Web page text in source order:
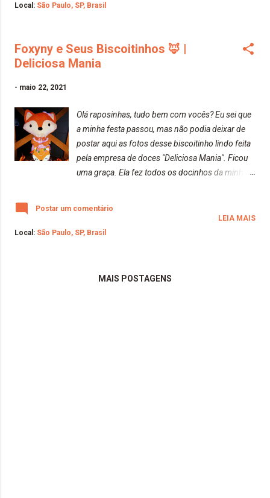
Local: São Paulo, SP, Brasil
Foxyny e Seus Biscoitinhos 🦊 |
Deliciosa Mania
- maio 22, 2021
Olá raposinhas, tudo bem com vocês? Eu sei que
a minha festa passou, mas não podia deixar de
postar aqui as fotos desse biscoitinho lindo feita
pela empresa de doces "Deliciosa Mania". Ficou
uma graça. Ela fez todos os docinhos da minha
cada detalhe). O que será que vem para os
nossos 2 anos??? Já se preparem, pois vai ser
recomendo demais. Além dos doces, serem
Postar um comentário
Local: São Paulo, SP, Brasil
LEIA MAIS
MAIS POSTAGENS